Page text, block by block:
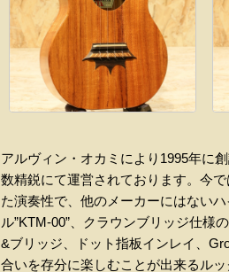
アルヴィン・オカミにより1995年に
数精鋭にて運営されております。今
た演奏性で、他のメーカーにはない
ル”KTM-00”、クラウンブリッジ仕様
&ブリッジ、ドット指板インレイ、
合いを存分に楽しむことが出来るル